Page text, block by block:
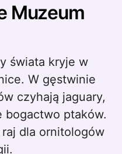
Muzeum
świata kryje w
W gęstwinie
czyhają jaguary,
bogactwo ptaków.
dla ornitologów